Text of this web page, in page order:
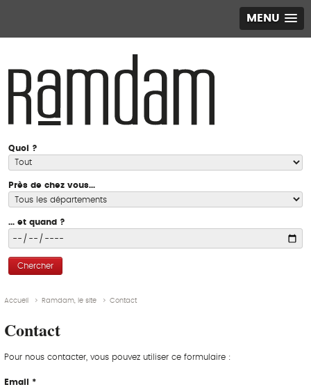
MENU
Quoi ?
Près de chez vous...
... et quand ?
Chercher
Accueil > Ramdam, le site > Contact
Contact
Pour nous contacter, vous pouvez utiliser ce formulaire :
Email *